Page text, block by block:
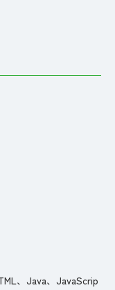
、Java、JavaScrip